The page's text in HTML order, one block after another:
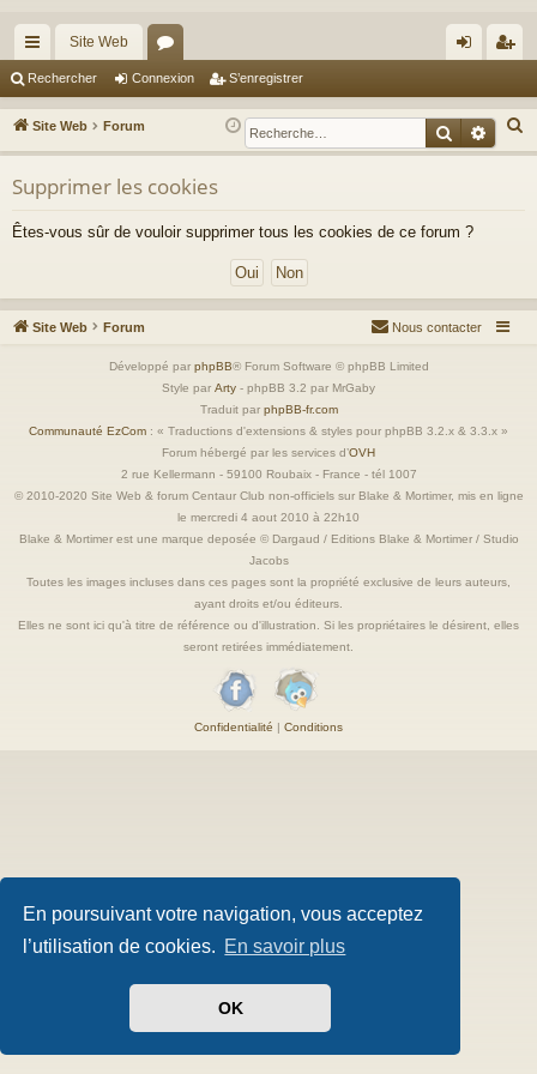
En poursuivant votre navigation, vous acceptez
l’utilisation de cookies. En savoir plus
OK
cc
ès
ra
pi
Site Web
or
u
m
s
ne
xi
nr
eg
Rechercher Connexion S’enregistrer
Site Web Forum
e
h
Supprimer les cookies
Êtes-vous sûr de vouloir supprimer tous les cookies de ce forum ?
Site Web Forum Nous contacter
Développé par phpBB® Forum Software © phpBB Limited
Style par Arty - phpBB 3.2 par MrGaby
Traduit par phpBB-fr.com
Communauté EzCom : « Traductions d'extensions & styles pour phpBB 3.2.x & 3.3.x »
Forum hébergé par les services d’OVH
2 rue Kellermann - 59100 Roubaix - France - tél 1007
© 2010-2020 Site Web & forum Centaur Club non-officiels sur Blake & Mortimer, mis en ligne
le mercredi 4 aout 2010 à 22h10
Blake & Mortimer est une marque deposée © Dargaud / Editions Blake & Mortimer / Studio
Jacobs
Toutes les images incluses dans ces pages sont la propriété exclusive de leurs auteurs,
ayant droits et/ou éditeurs.
Elles ne sont ici qu'à titre de référence ou d'illustration. Si les propriétaires le désirent, elles
seront retirées immédiatement.
Confidentialité | Conditions